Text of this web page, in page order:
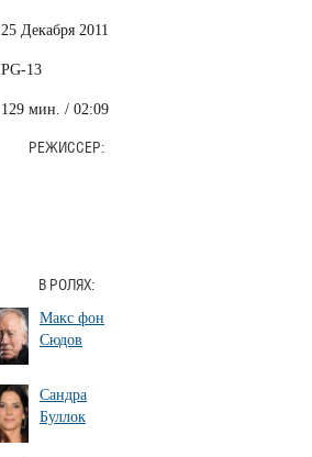
25 Декабря 2011
PG-13
129 мин. / 02:09
РЕЖИССЕР:
В РОЛЯХ:
Макс фон
Сюдов
Сандра
Буллок